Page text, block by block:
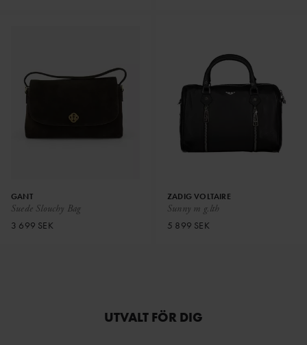
Suede Slouchy Bag
GANT
3 699 SEK
Sunny m g.lth
ZADIG VOLTAIRE
5 899 SEK
UTVALT FÖR DIG